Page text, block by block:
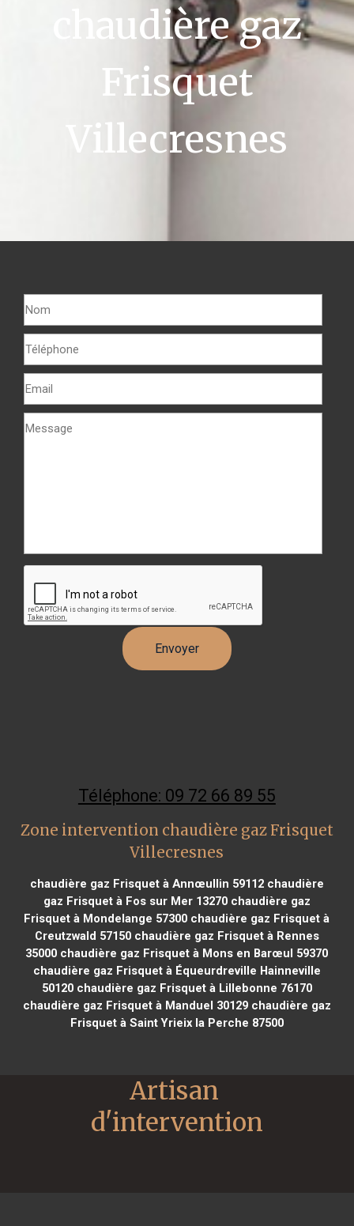
chaudière gaz
Frisquet
Villecresnes
Téléphone: 09 72 66 89 55
Zone intervention chaudière gaz Frisquet
Villecresnes
chaudière gaz Frisquet à Annœullin 59112chaudière
gaz Frisquet à Fos sur Mer 13270chaudière gaz
Frisquet à Mondelange 57300 chaudière gaz Frisquet à
Creutzwald 57150chaudière gaz Frisquet à Rennes
35000 chaudière gaz Frisquet à Mons en Barœul 59370
chaudière gaz Frisquet à Équeurdreville Hainneville
50120chaudière gaz Frisquet à Lillebonne 76170
chaudière gaz Frisquet à Manduel 30129chaudière gaz
Frisquet à Saint Yrieix la Perche 87500
Artisan
d'intervention